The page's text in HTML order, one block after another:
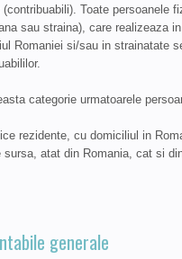
Toate persoanele
sau straina), care realizeaza
Romaniei si/sau in strainatate
categorie urmatoarele
rezidente, cu domiciliul in
atat din Romania, cat si
generale